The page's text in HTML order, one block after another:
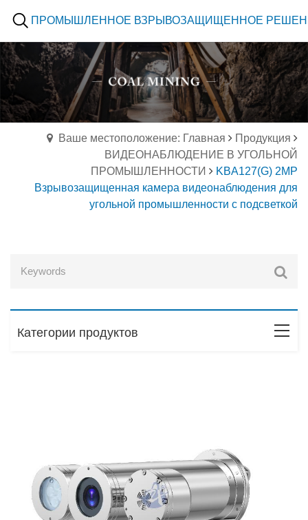
ПРОМЫШЛЕННОЕ ВЗРЫВОЗАЩИЩЕННОЕ
Ваше местоположение: Главная
Продукция
ВИДЕОНАБЛЮДЕНИЕ В УГОЛЬНОЙ
ПРОМЫШЛЕННОСТИ
KBA127(G) 2MP
Взрывозащищенная камера видеонаблюдения для
угольной промышленности с подсветкой
Категории продуктов